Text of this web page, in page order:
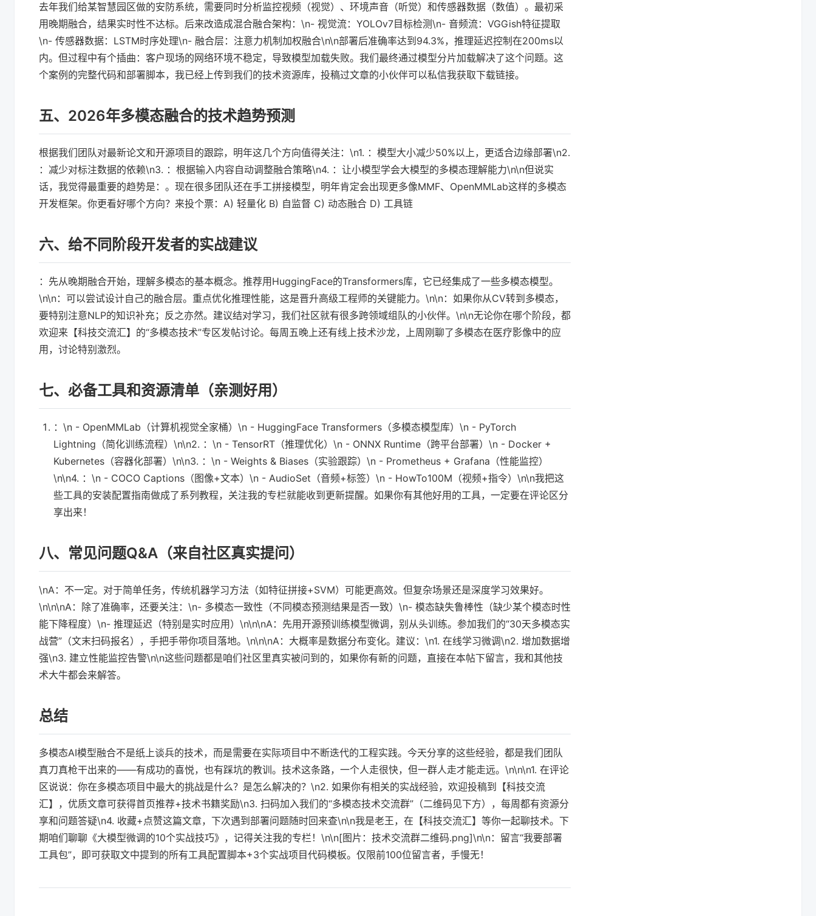
去年我们给某智慧园区做的安防系统，需要同时分析监控视频（视觉）、环境声音（听觉）和传感器数据（数值）。最初采
用晚期融合，结果实时性不达标。后来改造成混合融合架构：\n- 视觉流：YOLOv7目标检测\n- 音频流：VGGish特征提取
\n- 传感器数据：LSTM时序处理\n- 融合层：注意力机制加权融合\n\n部署后准确率达到94.3%，推理延迟控制在200ms以
内。但过程中有个插曲：客户现场的网络环境不稳定，导致模型加载失败。我们最终通过模型分片加载解决了这个问题。这
个案例的完整代码和部署脚本，我已经上传到我们的技术资源库，投稿过文章的小伙伴可以私信我获取下载链接。
五、2026年多模态融合的技术趋势预测
根据我们团队对最新论文和开源项目的跟踪，明年这几个方向值得关注：\n1. ：模型大小减少50%以上，更适合边缘部署\n2.
：减少对标注数据的依赖\n3. ：根据输入内容自动调整融合策略\n4. ：让小模型学会大模型的多模态理解能力\n\n但说实
话，我觉得最重要的趋势是：。现在很多团队还在手工拼接模型，明年肯定会出现更多像MMF、OpenMMLab这样的多模态
开发框架。你更看好哪个方向？来投个票：A) 轻量化 B) 自监督 C) 动态融合 D) 工具链
六、给不同阶段开发者的实战建议
：先从晚期融合开始，理解多模态的基本概念。推荐用HuggingFace的Transformers库，它已经集成了一些多模态模型。
\n\n：可以尝试设计自己的融合层。重点优化推理性能，这是晋升高级工程师的关键能力。\n\n：如果你从CV转到多模态，
要特别注意NLP的知识补充；反之亦然。建议结对学习，我们社区就有很多跨领域组队的小伙伴。\n\n无论你在哪个阶段，都
欢迎来【科技交流汇】的“多模态技术”专区发帖讨论。每周五晚上还有线上技术沙龙，上周刚聊了多模态在医疗影像中的应
用，讨论特别激烈。
七、必备工具和资源清单（亲测好用）
：\n - OpenMMLab（计算机视觉全家桶）\n - HuggingFace Transformers（多模态模型库）\n - PyTorch
Lightning（简化训练流程）\n\n2. ：\n - TensorRT（推理优化）\n - ONNX Runtime（跨平台部署）\n - Docker +
Kubernetes（容器化部署）\n\n3. ：\n - Weights & Biases（实验跟踪）\n - Prometheus + Grafana（性能监控）
\n\n4. ：\n - COCO Captions（图像+文本）\n - AudioSet（音频+标签）\n - HowTo100M（视频+指令）\n\n我把这
些工具的安装配置指南做成了系列教程，关注我的专栏就能收到更新提醒。如果你有其他好用的工具，一定要在评论区分
享出来！
八、常见问题Q&A（来自社区真实提问）
\nA：不一定。对于简单任务，传统机器学习方法（如特征拼接+SVM）可能更高效。但复杂场景还是深度学习效果好。
\n\n\nA：除了准确率，还要关注：\n- 多模态一致性（不同模态预测结果是否一致）\n- 模态缺失鲁棒性（缺少某个模态时性
能下降程度）\n- 推理延迟（特别是实时应用）\n\n\nA：先用开源预训练模型微调，别从头训练。参加我们的“30天多模态实
战营”（文末扫码报名），手把手带你项目落地。\n\n\nA：大概率是数据分布变化。建议：\n1. 在线学习微调\n2. 增加数据增
强\n3. 建立性能监控告警\n\n这些问题都是咱们社区里真实被问到的，如果你有新的问题，直接在本帖下留言，我和其他技
术大牛都会来解答。
总结
多模态AI模型融合不是纸上谈兵的技术，而是需要在实际项目中不断迭代的工程实践。今天分享的这些经验，都是我们团队
真刀真枪干出来的——有成功的喜悦，也有踩坑的教训。技术这条路，一个人走很快，但一群人走才能走远。\n\n\n1. 在评论
区说说：你在多模态项目中最大的挑战是什么？是怎么解决的？\n2. 如果你有相关的实战经验，欢迎投稿到【科技交流
汇】，优质文章可获得首页推荐+技术书籍奖励\n3. 扫码加入我们的“多模态技术交流群”（二维码见下方），每周都有资源分
享和问题答疑\n4. 收藏+点赞这篇文章，下次遇到部署问题随时回来查\n\n我是老王，在【科技交流汇】等你一起聊技术。下
期咱们聊聊《大模型微调的10个实战技巧》，记得关注我的专栏！\n\n[图片：技术交流群二维码.png]\n\n：留言“我要部署
工具包”，即可获取文中提到的所有工具配置脚本+3个实战项目代码模板。仅限前100位留言者，手慢无！